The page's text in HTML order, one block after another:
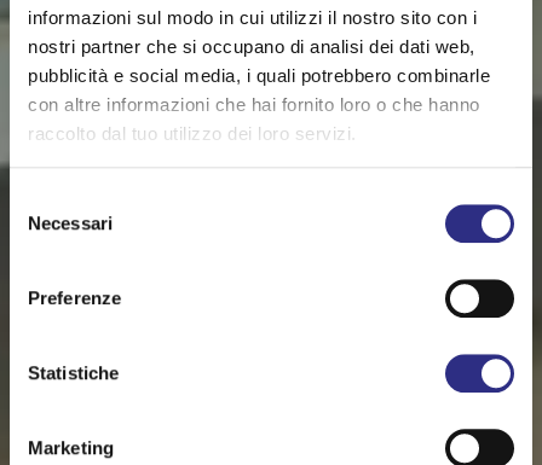
informazioni sul modo in cui utilizzi il nostro sito con i
nostri partner che si occupano di analisi dei dati web,
pubblicità e social media, i quali potrebbero combinarle
con altre informazioni che hai fornito loro o che hanno
raccolto dal tuo utilizzo dei loro servizi.
delNecessari
Preferenze
Statistiche
Marketing